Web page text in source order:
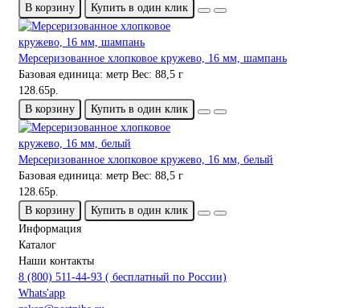
В корзину
Купить в один клик
Мерсеризованное хлопковое кружево, 16 мм, шампань
Базовая единица: метр Вес: 88,5 г
128.65р.
В корзину
Купить в один клик
Мерсеризованное хлопковое кружево, 16 мм, белый
Базовая единица: метр Вес: 88,5 г
128.65р.
В корзину
Купить в один клик
Информация
Каталог
Наши контакты
8 (800) 511-44-93 ( бесплатный по России)
Whats'app